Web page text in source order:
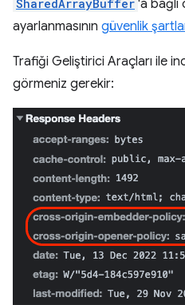
SharedArrayBuffer 'a bağlı
ayarlanmasının güvenlik
Trafiği Geliştirici Araçları ile
görmeniz gerekir: